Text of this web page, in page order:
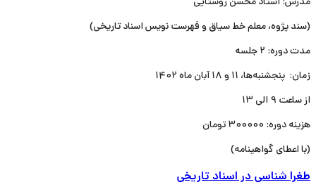
(سند پژوه، معلم خط سیاق و فهرست نویس اسناد تاریخی)
مدت دوره: 2 جلسه
زمان: پنجشنبه‌ها، 11 و 18 آبان ماه 1402
از ساعت 9 الی 13
هزینه دوره: 300000 تومان
(با اعطای گواهینامه)
طغرا شناسی در اسناد تاریخی